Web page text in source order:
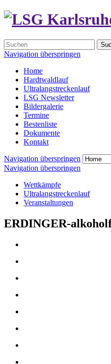
Navigation überspringen
Home
Hardtwaldlauf
Ultralangstreckenlauf
LSG Newsletter
Bildergalerie
Termine
Bestenliste
Dokumente
Kontakt
Navigation überspringen
Navigation überspringen
Wettkämpfe
Ultralangstreckenlauf
Veranstaltungen
ERDINGER-